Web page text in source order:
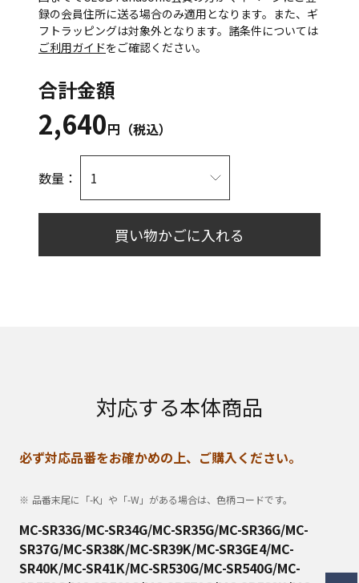
録の会員住所に送る場合のみ適用となります。また、ギ
フトラッピングは対象外となります。諸条件については
ご利用ガイドをご確認ください。
合計金額
2,640円（税込）
数量：
買い物かごに入れる
対応する本体商品
必ず対応品番をお確かめの上、ご購入ください。
品番末尾に「-K」や「-W」がある場合は、色柄コードです。
MC-SR33G/MC-SR34G/MC-SR35G/MC-SR36G/MC-
SR37G/MC-SR38K/MC-SR39K/MC-SR3GE4/MC-
SR40K/MC-SR41K/MC-SR530G/MC-SR540G/MC-